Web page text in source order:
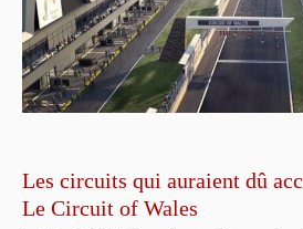
Les circuits qui auraient dû
Le Circuit of Wales